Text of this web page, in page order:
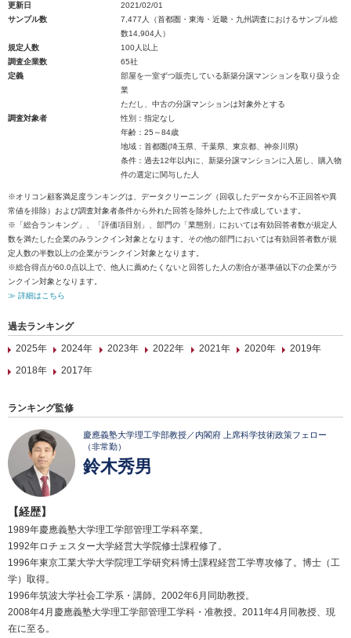
更新日
2021/02/01
サンプル数
7,477人（首都圏・東海・近畿・九州調査におけるサンプル総
数14,904人）
規定人数
100人以上
調査企業数
65社
定義
部屋を一室ずつ販売している新築分譲マンションを取り扱う企
業
ただし、中古の分譲マンションは対象外とする
調査対象者
性別：指定なし
年齢：25～84歳
地域：首都圏(埼玉県、千葉県、東京都、神奈川県)
条件：過去12年以内に、新築分譲マンションに入居し、購入物
件の選定に関与した人
※オリコン顧客満足度ランキングは、データクリーニング（回収したデータから不正回答や異
常値を排除）および調査対象者条件から外れた回答を除外した上で作成しています。
※「総合ランキング」、「評価項目別」、部門の「業態別」においては有効回答者数が規定人
数を満たした企業のみランクイン対象となります。その他の部門においては有効回答者数が規
定人数の半数以上の企業がランクイン対象となります。
※総合得点が60.0点以上で、他人に薦めたくないと回答した人の割合が基準値以下の企業がラ
ンクイン対象となります。
≫ 詳細はこちら
過去ランキング
2025年
2024年 2023年 2022年 2021年 2020年
2019年
2018年
2017年
ランキング監修
慶應義塾大学理工学部教授／内閣府 上席科学技術政策フェロー
（非常勤）
鈴木秀男
【経歴】
1989年慶應義塾大学理工学部管理工学科卒業。
1992年ロチェスター大学経営大学院修士課程修了。
1996年東京工業大学大学院理工学研究科博士課程経営工学専攻修了。博士（工
学）取得。
1996年筑波大学社会工学系・講師。2002年6月同助教授。
2008年4月慶應義塾大学理工学部管理工学科・准教授。2011年4月同教授、現
在に至る。